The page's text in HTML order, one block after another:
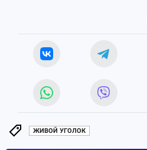
ЖИВОЙ УГОЛОК